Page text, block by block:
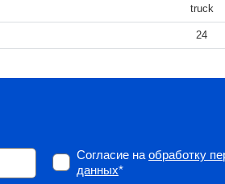
truck
24
Согласие на обработку
данных*